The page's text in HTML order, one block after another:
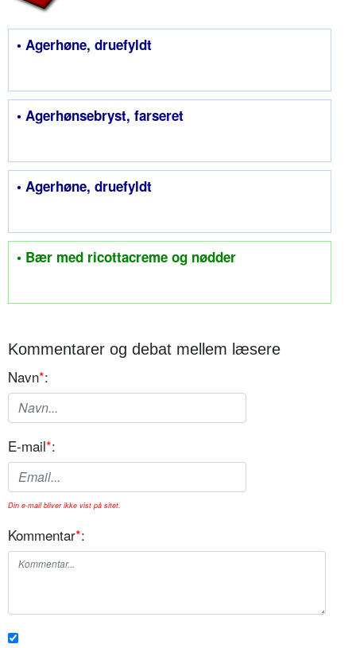
• Agerhøne, druefyldt
• Agerhønsebryst, farseret
• Agerhøne, druefyldt
• Bær med ricottacreme og nødder
Kommentarer og debat mellem læsere
Navn*:
E-mail*:
Din e-mail bliver ikke vist på sitet.
Kommentar*: